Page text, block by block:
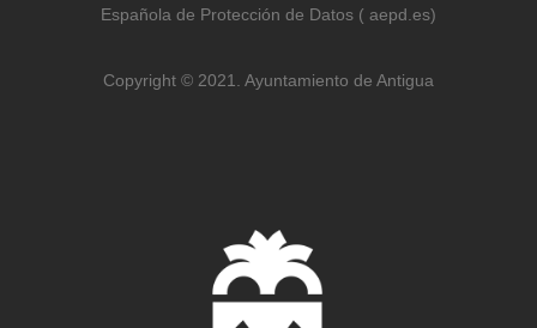
Española de Protección de Datos ( aepd.es)
Copyright © 2021. Ayuntamiento de Antigua